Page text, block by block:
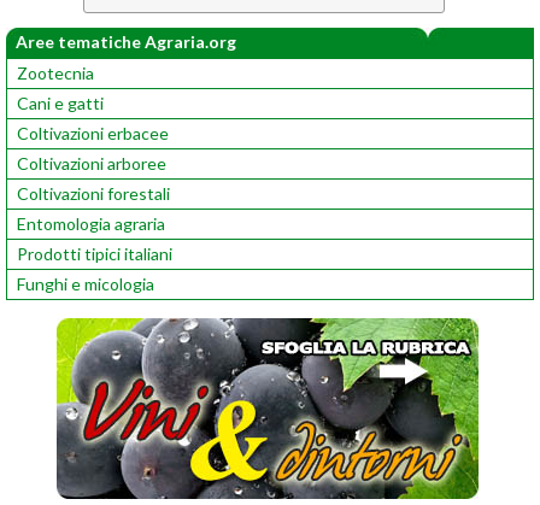
Aree tematiche Agraria.org
Zootecnia
Cani e gatti
Coltivazioni erbacee
Coltivazioni arboree
Coltivazioni forestali
Entomologia agraria
Prodotti tipici italiani
Funghi e micologia